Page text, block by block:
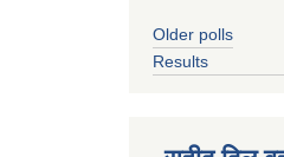
Older polls
Results